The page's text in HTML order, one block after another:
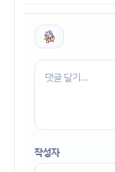
작성자